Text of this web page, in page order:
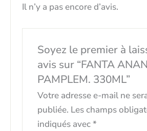
Il n’y a pas encore d’avis.
Soyez le premier à
avis sur “FANTA
PAMPLEM. 330ML”
Votre adresse e-mail ne
publiée. Les champs
indiqués avec*